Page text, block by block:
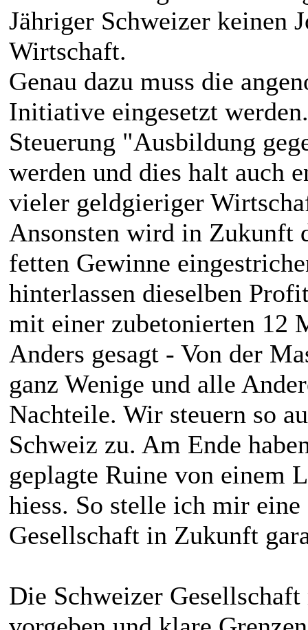
Jähriger Schweizer keinen
Wirtschaft.
Genau dazu muss die
Initiative eingesetzt
Steuerung "Ausbildung
werden und dies halt auch
vieler geldgieriger
Ansonsten wird in Zukunft
fetten Gewinne
hinterlassen dieselben
mit einer zubetonierten 12
Anders gesagt - Von der
ganz Wenige und alle
Nachteile. Wir steuern so
Schweiz zu. Am Ende
geplagte Ruine von einem
hiess. So stelle ich mir eine
Gesellschaft in Zukunft
Die Schweizer